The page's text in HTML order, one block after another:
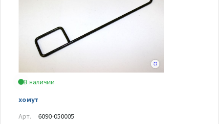
В наличии
хомут
Арт.
6090-050005